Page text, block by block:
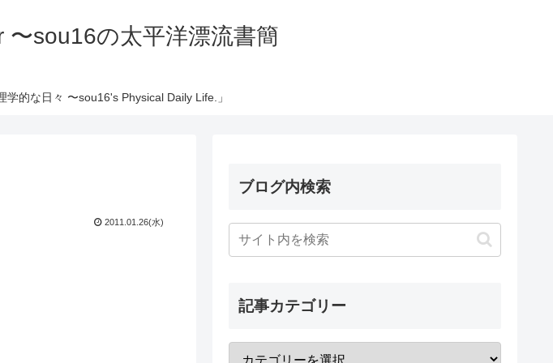
sou16の太平洋漂流書簡
的な日々 〜sou16's Physical Daily Life.」
2011.01.26(水)
ブログ内検索
記事カテゴリー